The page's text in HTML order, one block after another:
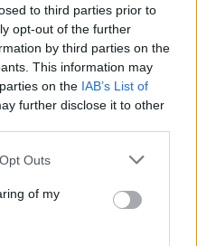
to third parties prior to
opt-out of the further
by third parties on the
This information may
on the IAB’s List of
further disclose it to other
Outs
of my
Εινταν Γκίλεν,
89'
δώδεκα μέλη ενόρκων
ο Βρετανός
Σοφί
Βασισμένη σε